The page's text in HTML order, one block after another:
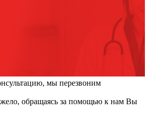
мы перезвоним
обращаясь за помощью к нам Вы